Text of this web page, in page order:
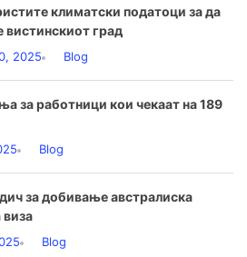
климатски податоци за да
вистинскиот град
2025 Blog
за работници кои чекаат на 189
Blog
за добивање австралиска
виза
Blog